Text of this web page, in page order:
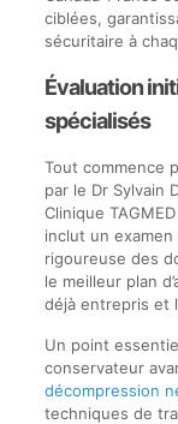
ciblées,
sécuritaire à
Évaluation
spécialisés
Tout commence
par le Dr Sylvain
Clinique
inclut un
rigoureuse des
le meilleur plan
déjà entrepris et
Un point
conservateur
décompression
techniques de